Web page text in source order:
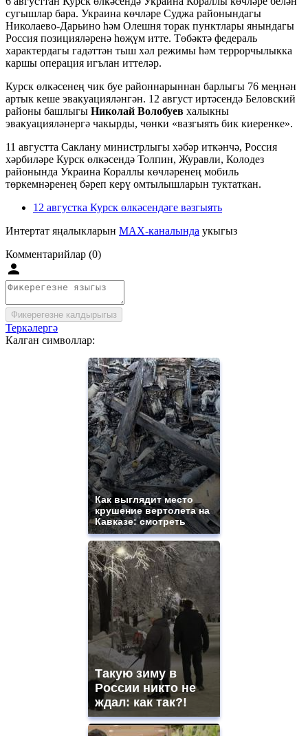
сугышлар бара. Украина көчләре Суджа районындагы
Николаево-Дарьино һәм Олешня торак пунктлары янындагы
Россия позицияләренә һөҗүм итте. Төбәктә федераль
характердагы гадәттән тыш хәл режимы һәм террорчылыкка
каршы операция игълан иттеләр.
Курск өлкәсенең чик буе районнарыннан барлыгы 76 меңнән
артык кеше эвакуацияләнгән. 12 август иртәсендә Беловский
районы башлыгы Николай Волобуев халыкны
эвакуацияләнергә чакырды, чөнки «вазгыять бик киеренке».
11 августта Саклану министрлыгы хәбәр иткәнчә, Россия
хәрбиләре Курск өлкәсендә Толпин, Журавли, Колодез
районында Украина Кораллы көчләренең мобиль
төркемнәренең бәреп керү омтылышларын туктаткан.
12 августка Курск өлкәсендәге вәзгыять
Интертат яңалыкларын MAX-каналында укыгыз
Комментарийлар (0)
Фикерегезне калдырыгыз
Теркәлергә
Калган символлар:
Как выглядит место
крушение вертолета на
Кавказе: смотреть
Такую зиму в
России никто не
ждал: как так?!